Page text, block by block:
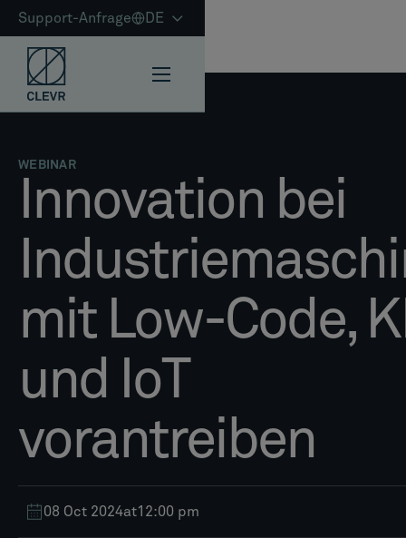
Support-Anfrage DE
WEBINAR
Innovation bei
mit Low-Code,
und IoT
vorantreiben
08 Oct 2024at12:00 pm